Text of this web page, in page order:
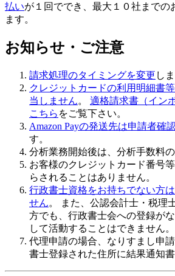
払いが１回ででき、最大１０社までの
ます。
お知らせ・ご注意
請求処理のタイミングを変更 し
クレジットカードの利用明細書
当しません。 適格請求書（イン
こちら をご覧下さい。
Amazon Payの発送先は申請者確
す。
分析業務開始後は、分析手数料
お客様のクレジットカード番号
らされることはありません。
行政書士資格をお持ちでない方
せん。 また、公認会計士・税理
方でも、行政書士会への登録が
して活動することはできません。
代理申請の場合、なりすまし申
書士登録された住所に結果通知書